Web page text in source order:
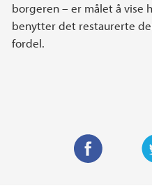
borgeren – er målet å vise
benytter det restaurerte
fordel.